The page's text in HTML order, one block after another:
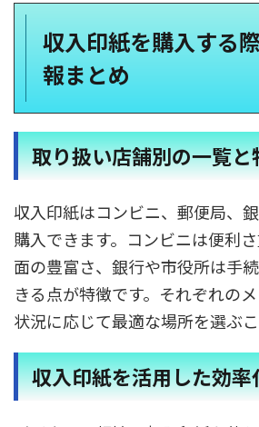
収入印紙を購入する
報まとめ
取り扱い店舗別の一覧と
収入印紙はコンビニ、郵便局、
購入できます。コンビニは便利
面の豊富さ、銀行や市役所は手
きる点が特徴です。それぞれのメ
状況に応じて最適な場所を選ぶこ
収入印紙を活用した効